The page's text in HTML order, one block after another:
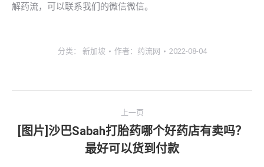
解药流，可以联系我们的微信微信。
分类： 新加坡 作者： 药流网 2022-08-04
章
上一页
上
一
[图片]沙巴Sabah打胎药哪个好药店有卖吗？
最好可以货到付款